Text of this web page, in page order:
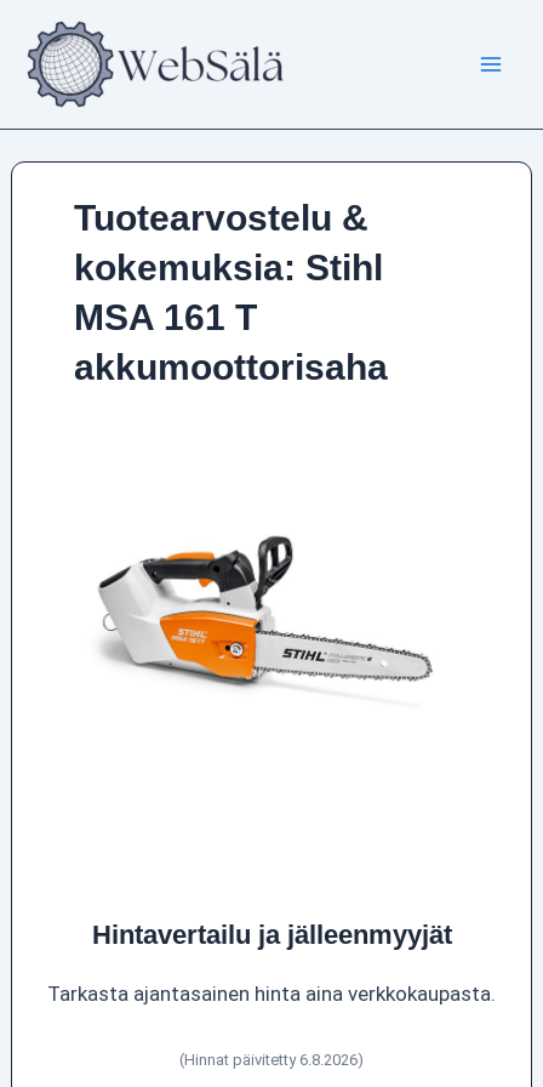
sisältöön
Tuotearvostelu &
kokemuksia: Stihl
MSA 161 T
akkumoottorisaha
Hintavertailu ja jälleenmyyjät
Tarkasta ajantasainen hinta aina verkkokaupasta.
(Hinnat päivitetty 6.8.2026)